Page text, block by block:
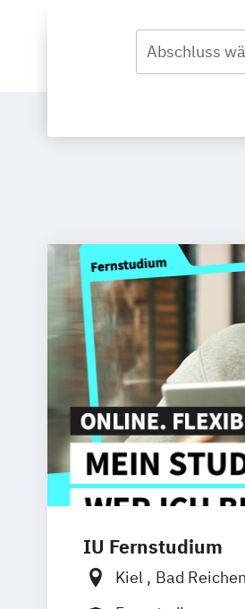
Abschluss
IU Fernstudium
Kiel Bad
Frankfurt am Main